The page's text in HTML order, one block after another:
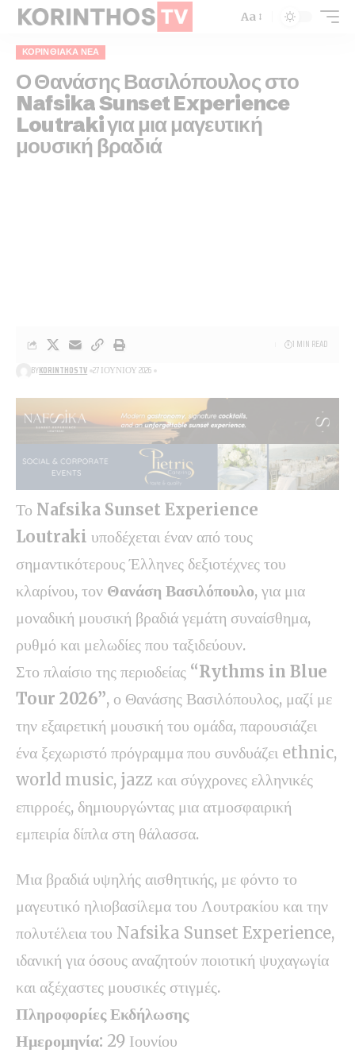
Aa
ΚΟΡΙΝΘΙΑΚΆ ΝΈΑ
Ο Θανάσης Βασιλόπουλος στο
Nafsika Sunset Experience
Loutraki για μια μαγευτική
μουσική βραδιά
BYKORINTHOSTV 27 ΙΟΥΝΊΟΥ 2026
1 MIN READ
Το Nafsika Sunset Experience
Loutraki υποδέχεται έναν από τους
σημαντικότερους Έλληνες δεξιοτέχνες του
κλαρίνου, τον Θανάση Βασιλόπουλο, για μια
μοναδική μουσική βραδιά γεμάτη συναίσθημα,
ρυθμό και μελωδίες που ταξιδεύουν.
Στο πλαίσιο της περιοδείας “Rythms in Blue
Tour 2026”, ο Θανάσης Βασιλόπουλος, μαζί με
την εξαιρετική μουσική του ομάδα, παρουσιάζει
ένα ξεχωριστό πρόγραμμα που συνδυάζει ethnic,
world music, jazz και σύγχρονες ελληνικές
επιρροές, δημιουργώντας μια ατμοσφαιρική
εμπειρία δίπλα στη θάλασσα.
Μια βραδιά υψηλής αισθητικής, με φόντο το
μαγευτικό ηλιοβασίλεμα του Λουτρακίου και την
πολυτέλεια του Nafsika Sunset Experience,
ιδανική για όσους αναζητούν ποιοτική ψυχαγωγία
και αξέχαστες μουσικές στιγμές.
Πληροφορίες Εκδήλωσης
Ημερομηνία: 29 Ιουνίου